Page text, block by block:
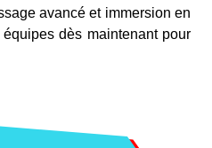
avancé et immersion en
dès maintenant pour